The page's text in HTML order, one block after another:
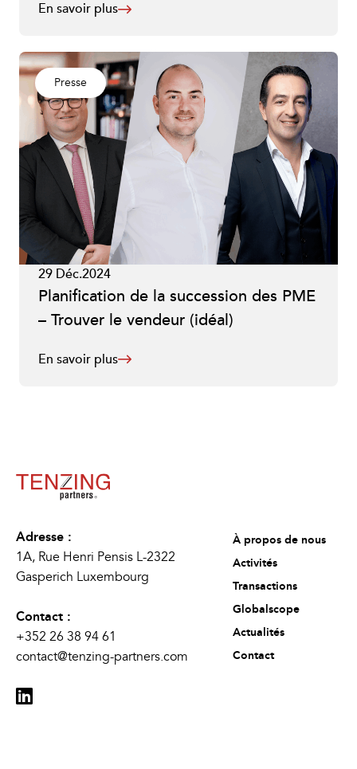
En savoir plus
Presse
29 Déc.2024
Planification de la succession des PME
– Trouver le vendeur (idéal)
En savoir plus
Adresse :
1A, Rue Henri Pensis L-2322
Gasperich Luxembourg
Contact :
+352 26 38 94 61
contact@tenzing-partners.com
À propos de nous
Activités
Transactions
Globalscope
Actualités
Contact